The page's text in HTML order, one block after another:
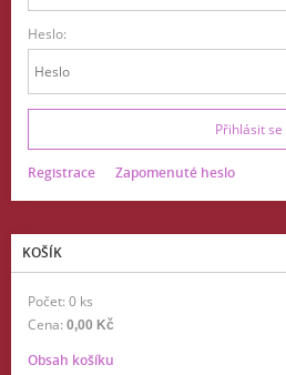
Heslo:
Registrace Zapomenuté heslo
KOŠÍK
Počet: 0 ks
Cena: 0,00 Kč
Obsah košíku